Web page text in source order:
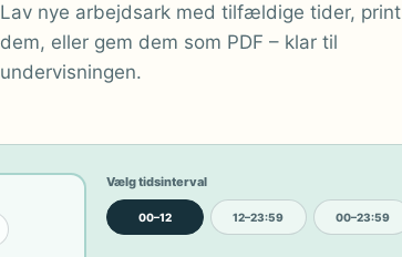
Lav nye arbejdsark med tilfældige tider, print
dem, eller gem dem som PDF – klar til
undervisningen.
Vælg tidsinterval
00–12 12–23:59 00–23:59